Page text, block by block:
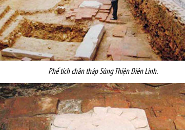
Phế tích chân tháp Sùng Thiện Diên Linh.